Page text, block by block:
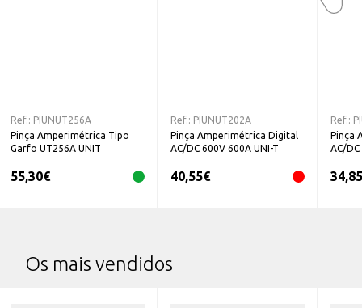
Ref.: PIUNUT256A
Pinça Amperimétrica Tipo
Garfo UT256A UNIT
55,30€
Ref.: PIUNUT202A
Pinça Amperimétrica Digital
AC/DC 600V 600A UNI-T
40,55€
Ref.:
Pinça
AC/
34,85
Os mais vendidos